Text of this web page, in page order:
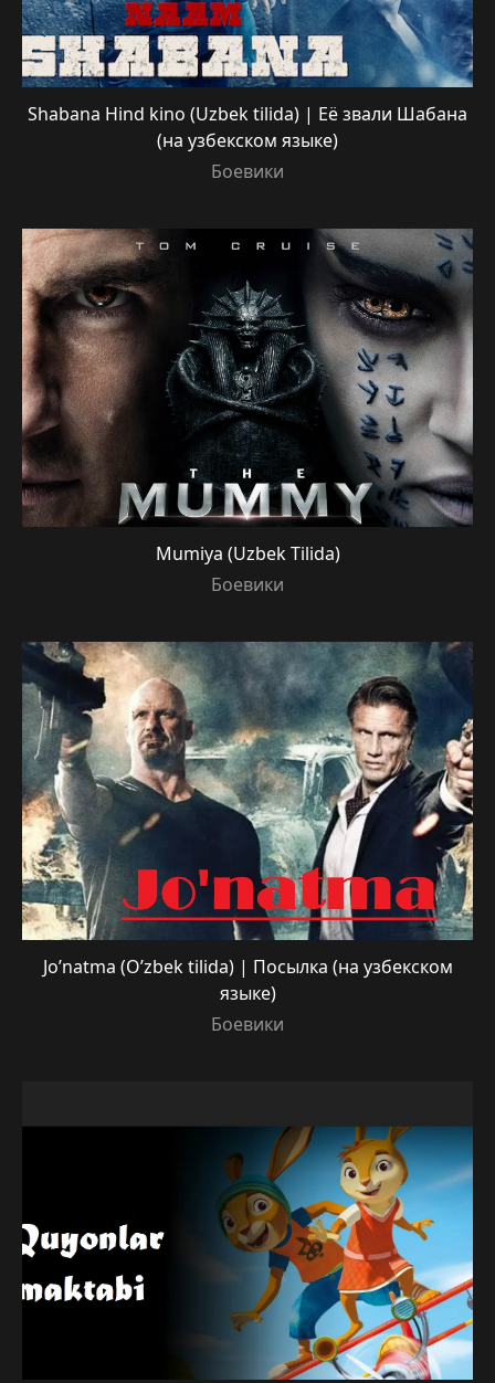
Shabana Hind kino (Uzbek tilida) | Её звали Шабана
(на узбекском языке)
Боевики
Mumiya (Uzbek Tilida)
Боевики
Jo’natma (O’zbek tilida) | Посылка (на узбекском
языке)
Боевики